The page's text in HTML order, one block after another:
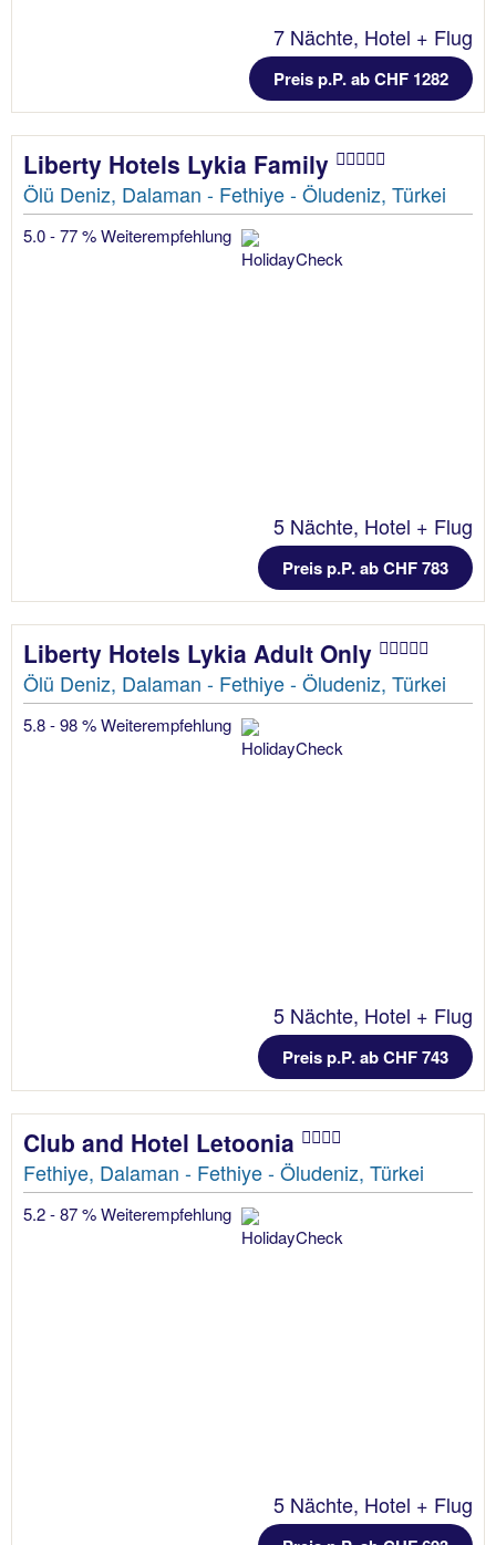
7 Nächte, Hotel + Flug
Preis p.P. ab CHF 1282
Liberty Hotels Lykia Family
Ölü Deniz, Dalaman - Fethiye - Öludeniz, Türkei
5.0 - 77 % Weiterempfehlung
5 Nächte, Hotel + Flug
Preis p.P. ab CHF 783
Liberty Hotels Lykia Adult Only
Ölü Deniz, Dalaman - Fethiye - Öludeniz, Türkei
5.8 - 98 % Weiterempfehlung
5 Nächte, Hotel + Flug
Preis p.P. ab CHF 743
Club and Hotel Letoonia
Fethiye, Dalaman - Fethiye - Öludeniz, Türkei
5.2 - 87 % Weiterempfehlung
5 Nächte, Hotel + Flug